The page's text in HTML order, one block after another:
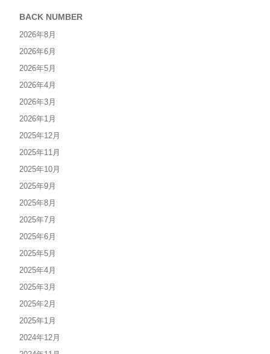
BACK NUMBER
2026年8月
2026年6月
2026年5月
2026年4月
2026年3月
2026年1月
2025年12月
2025年11月
2025年10月
2025年9月
2025年8月
2025年7月
2025年6月
2025年5月
2025年4月
2025年3月
2025年2月
2025年1月
2024年12月